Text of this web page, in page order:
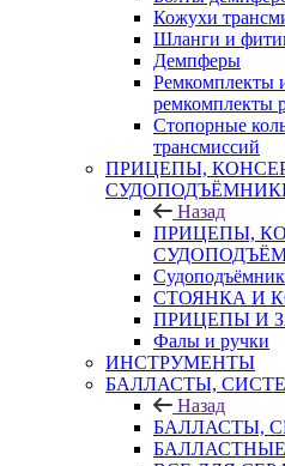
Кожухи
Шланги и
Демпферы
Ремкомплекты
ремкомплекты
Стопорные
трансмиссий
ПРИЦЕПЫ,
Назад
ПРИЦЕПЫ,
СТОЯНКА И
ПРИЦЕПЫ И
Фалы и ручки
ИНСТРУМЕНТЫ
БАЛЛАСТЫ,
Назад
БАЛЛАСТЫ,